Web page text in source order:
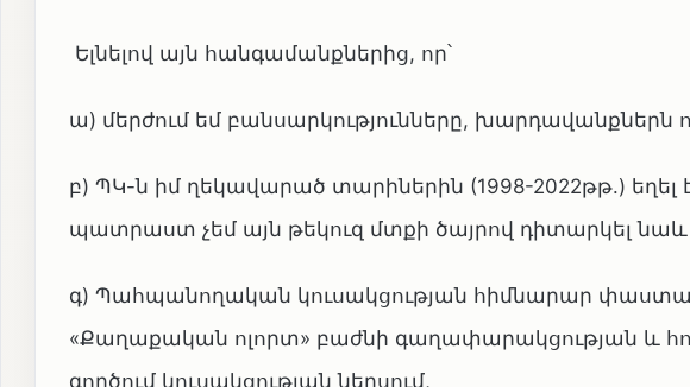
Ելնելով այն հանգամանքներից, որ՝
ա) մերժում եմ բանսարկությունները, խարդավանքներն
բ) ՊԿ-ն իմ ղեկավարած տարիներին (1998-2022թթ.)
պատրաստ չեմ այն թեկուզ մտքի ծայրով դիտարկել
գ) Պահպանողական կուսակցության հիմնարար
«Քաղաքական ոլորտ» բաժնի գաղափարակցության և
գործում կուսակցության ներսում,